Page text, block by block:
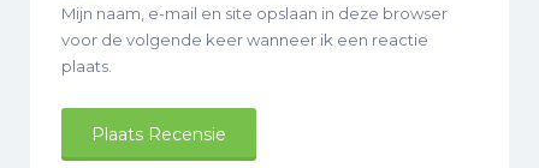
Mijn naam, e-mail en site opslaan in deze browser
voor de volgende keer wanneer ik een reactie
plaats.